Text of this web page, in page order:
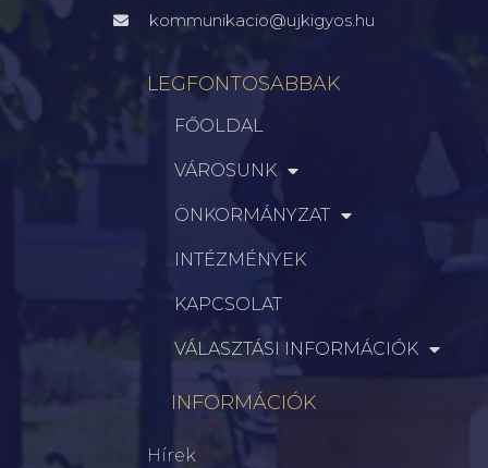
kommunikacio@ujkigyos.hu
LEGFONTOSABBAK
FŐOLDAL
VÁROSUNK
ÖNKORMÁNYZAT
INTÉZMÉNYEK
KAPCSOLAT
VÁLASZTÁSI INFORMÁCIÓK
INFORMÁCIÓK
Hírek